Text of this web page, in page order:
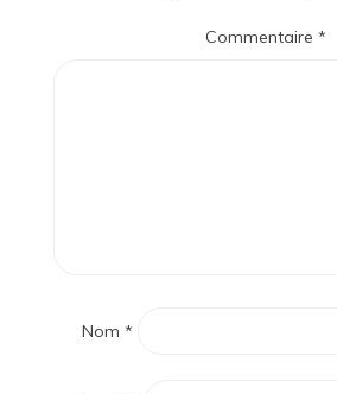
Commentaire *
Nom *